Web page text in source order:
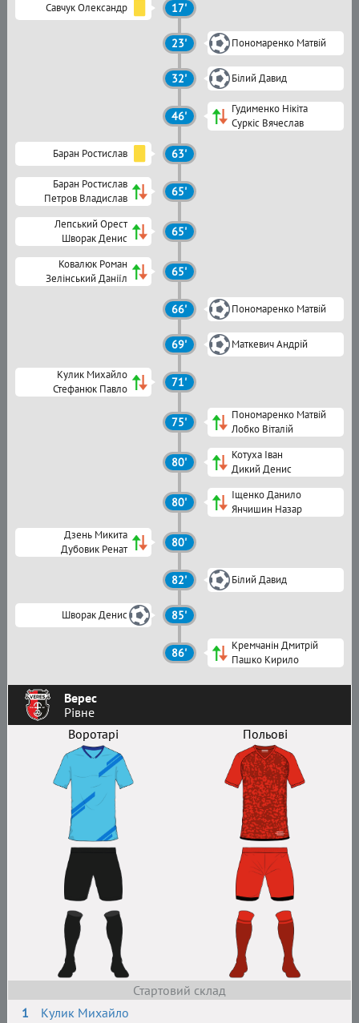
Верес
Рівне
Воротарі
Польові
Стартовий склад
1
Кулик Михайло
Савчук Олександр 17'
23' Пономаренко Матвій
32' Білий Давид
46'
Гудименко Нікіта
Суркіс Вячеслав
Баран Ростислав 63'
Баран Ростислав
Петров Владислав
65'
Лепський Орест
Шворак Денис
65'
Ковалюк Роман
Зелінський Даніїл
65'
66' Пономаренко Матвій
69' Маткевич Андрій
Кулик Михайло
Стефанюк Павло
71'
75'
Пономаренко Матвій
Лобко Віталій
80'
Котуха Іван
Дикий Денис
80'
Іщенко Данило
Янчишин Назар
Дзень Микита
Дубовик Ренат
80'
82' Білий Давид
Шворак Денис 85'
86'
Кремчанін Дмитрій
Пашко Кирило